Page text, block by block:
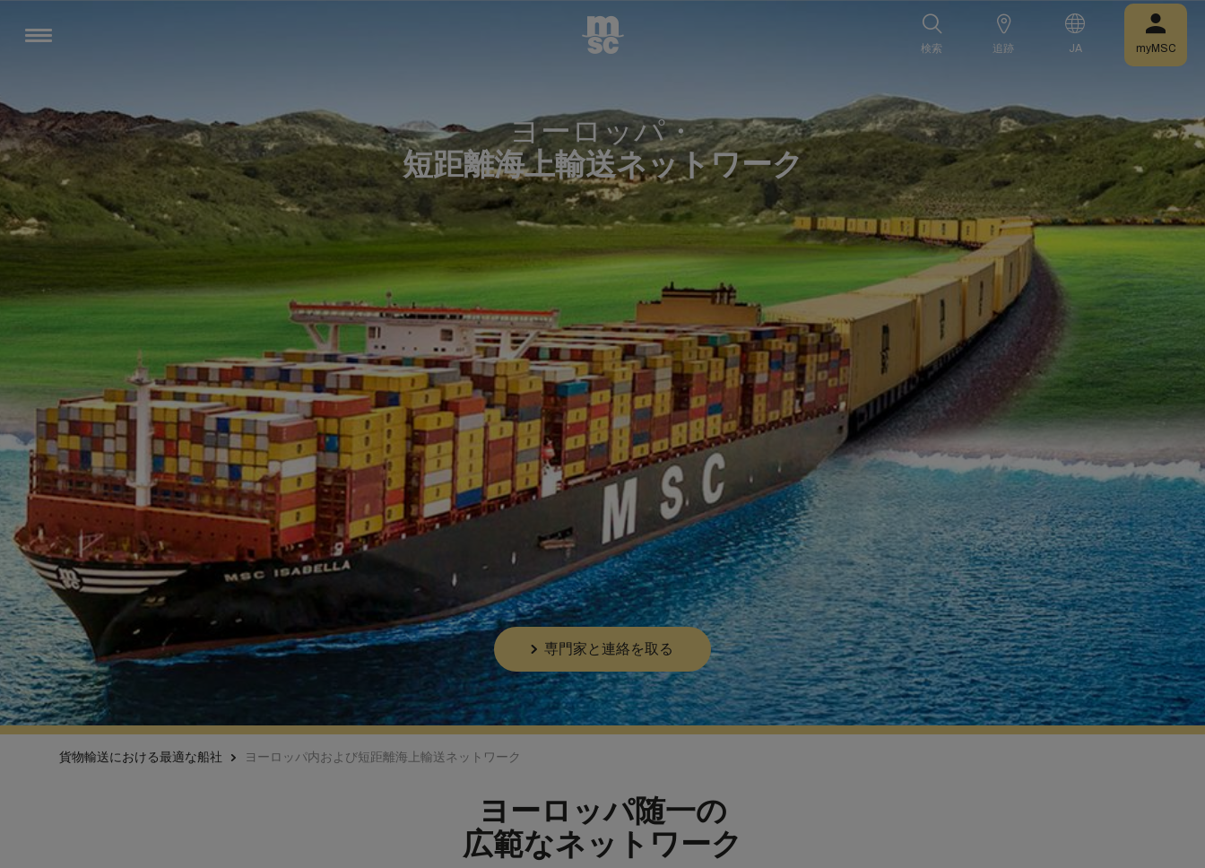
検索 追跡 JA myMSC
ヨーロッパ・
短距離海上輸送ネットワーク
専門家と連絡を取る
貨物輸送における最適な船社 ヨーロッパ内および短距離海上輸送ネットワーク
ヨーロッパ随一の
広範なネットワーク